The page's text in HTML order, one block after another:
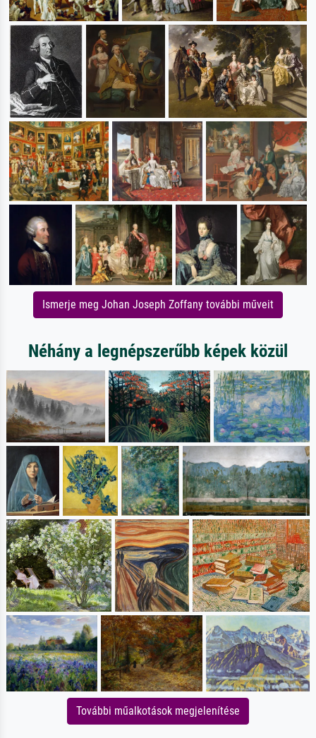
Ismerje meg Johan Joseph Zoffany további műveit
Néhány a legnépszerűbb képek közül
További műalkotások megjelenítése